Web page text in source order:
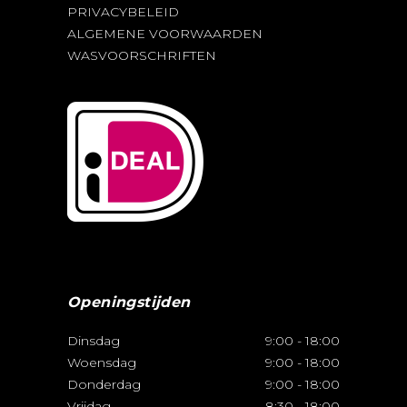
PRIVACYBELEID
ALGEMENE VOORWAARDEN
WASVOORSCHRIFTEN
Openingstijden
Dinsdag 9:00 - 18:00
Woensdag
9:00 - 18:00
Donderdag
9:00 - 18:00